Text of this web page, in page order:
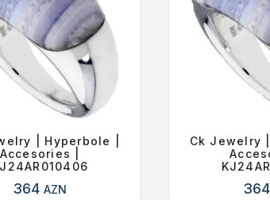
| Hyperbole |
Accesories |
364AZN
Ck Jewelry
364